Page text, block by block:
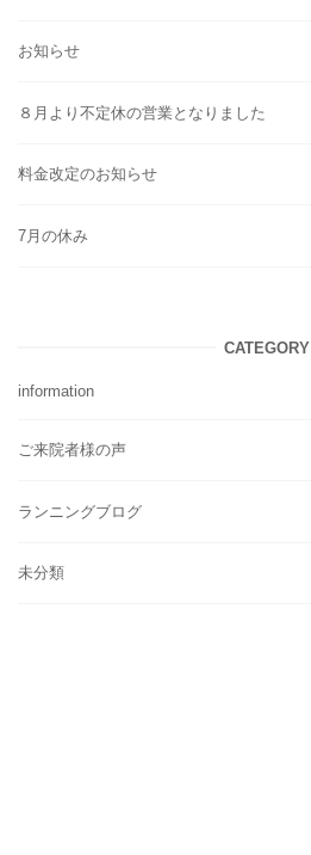
お知らせ
８月より不定休の営業となりました
料金改定のお知らせ
7月の休み
CATEGORY
information
ご来院者様の声
ランニングブログ
未分類